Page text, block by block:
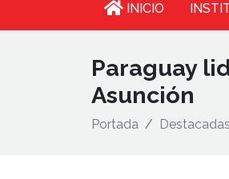
INICIO
Paraguay
Asunción
Portada Destacadas